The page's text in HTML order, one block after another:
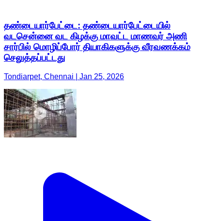
தண்டையார்பேட்டை: தண்டையார்பேட்டையில்
வடசென்னை வட கிழக்கு மாவட்ட மாணவர் அணி
சார்பில் மொழிப்போர் தியாகிகளுக்கு வீரவணக்கம்
செலுத்தப்பட்டது
Tondiarpet, Chennai | Jan 25, 2026